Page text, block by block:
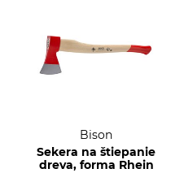
Bison
Sekera na štiepanie
dreva, forma Rhein